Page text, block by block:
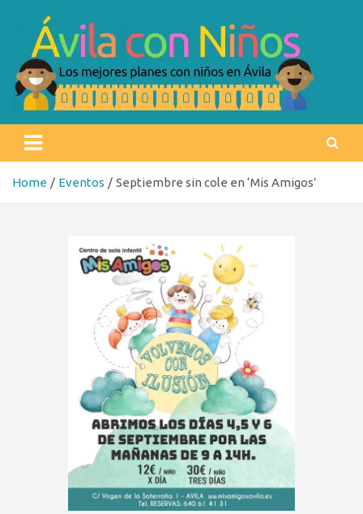
content
Ávila con niños
Home Eventos Septiembre sin cole en ‘Mis Amigos’